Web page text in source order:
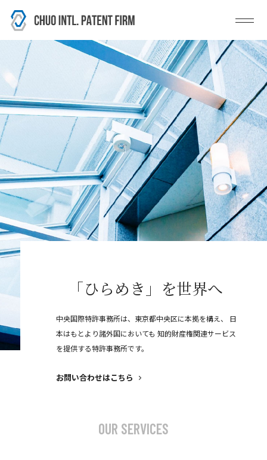
「ひらめ き 」 を世界へ
中央国際特許事務所は、東京都中央区に本拠を構え、
日
本はもとより諸外国においても 知的財産権関連サービス
を提供する特許事務所です。
お問い合わせはこちら
OUR SERVICES